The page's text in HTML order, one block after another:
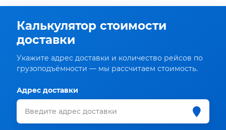
Калькулятор стоимости
доставки
Укажите адрес доставки и количество рейсов по
грузоподъёмности — мы рассчитаем стоимость.
Адрес доставки